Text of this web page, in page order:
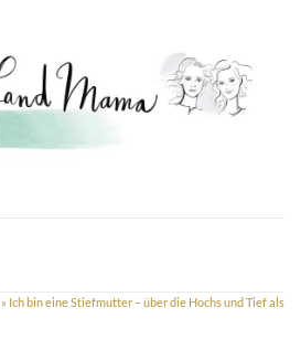
» Ich bin eine Stiefmutter – über die Hochs und Tief als